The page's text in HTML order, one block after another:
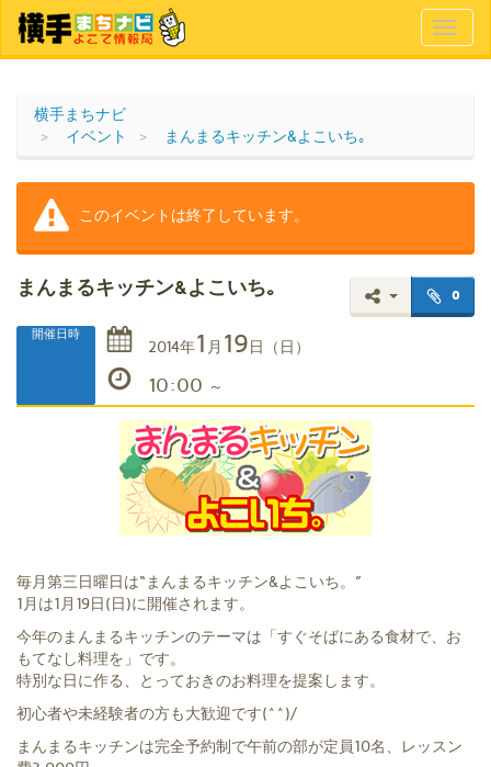
横手まちナビ
イベント
まんまるキッチン&よこいち｡
このイベントは終了しています。
0
まんまるキッチン&よこいち｡
開催日時
2014年1 月 19日 （日）
10:00 ～
毎月第三日曜日は“まんまるキッチン&よこいち。”
1月は1月19日(日)に開催されます。
今年のまんまるキッチンのテーマは「すぐそばにある食材で、お
もてなし料理を」です。
特別な日に作る、とっておきのお料理を提案します。
初心者や未経験者の方も大歓迎です(^^)/
まんまるキッチンは完全予約制で午前の部が定員10名、レッスン